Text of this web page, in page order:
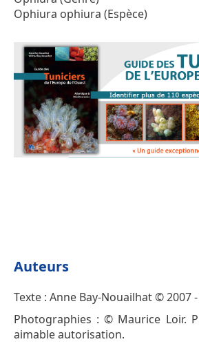
Ophiura ophiura (Espèce)
Auteurs
Texte : Anne Bay-Nouailhat © 2007
Photographies : © Maurice Loir.
aimable autorisation.